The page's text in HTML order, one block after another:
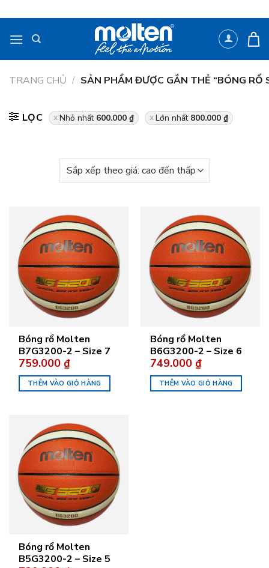
qua
TRANG CHỦ / SẢN PHẨM ĐƯỢC GẮN THẺ “BÓNG RỔ
LỌC Nhỏ nhất 600.000 ₫ Lớn nhất 800.000 ₫
Bóng rổ Molten
B7G3200-2 – Size 7
759.000₫
THÊM VÀO GIỎ HÀNG
Bóng rổ Molten
B6G3200-2 – Size 6
749.000₫
THÊM VÀO GIỎ HÀNG
Bóng rổ Molten
B5G3200-2 – Size 5